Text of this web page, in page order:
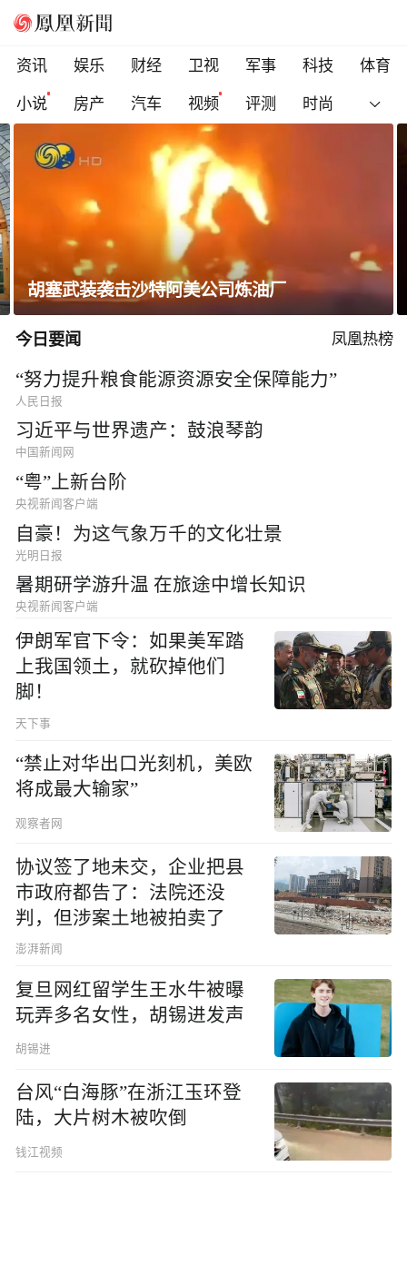
资讯 娱乐 财经 卫视 军事 科技
体育
小说
房产 汽车 视频 评测 时尚
胡塞武装袭击沙特阿美公司炼油厂
今日要闻 凤凰热榜
“努力提升粮食能源资源安全保障能力”
人民日报
习近平与世界遗产：鼓浪琴韵
中国新闻网
“粤”上新台阶
央视新闻客户端
自豪！为这气象万千的文化壮景
光明日报
暑期研学游升温 在旅途中增长知识
央视新闻客户端
伊朗军官下令：如果美军踏
上我国领土，就砍掉他们
脚！
天下事
“禁止对华出口光刻机，美欧
将成最大输家”
观察者网
协议签了地未交，企业把县
市政府都告了：法院还没
判，但涉案土地被拍卖了
澎湃新闻
复旦网红留学生王水牛被曝
玩弄多名女性，胡锡进发声
胡锡进
台风“白海豚”在浙江玉环登
陆，大片树木被吹倒
钱江视频